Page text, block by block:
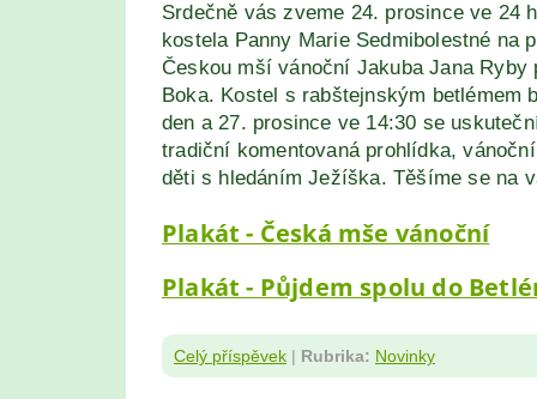
Srdečně vás zveme 24. prosince ve 24
kostela Panny Marie Sedmibolestné na
Českou mší vánoční Jakuba Jana Ryby
Boka. Kostel s rabštejnským betlémem
den a 27. prosince ve 14:30 se
tradiční komentovaná prohlídka,
děti s hledáním Ježíška. Těšíme se na
Plakát - Česká mše vánoční
Plakát - Půjdem spolu do
Celý příspěvek | Rubrika: Novinky